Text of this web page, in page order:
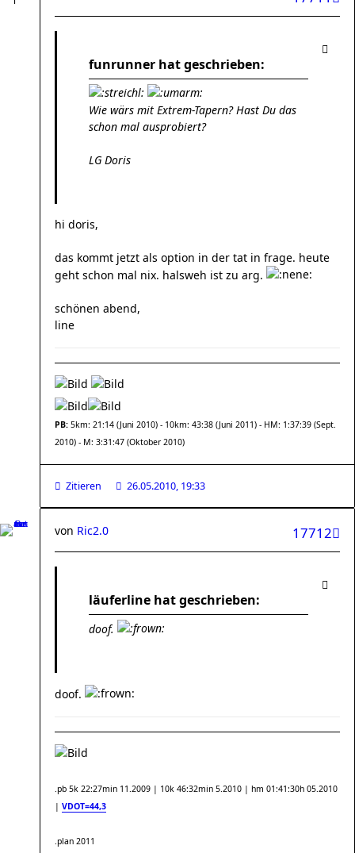
funrunner hat geschrieben:
Wie wärs mit Extrem-Tapern? Hast Du das
schon mal ausprobiert?
LG Doris
hi doris,
das kommt jetzt als option in der tat in frage. heute
geht schon mal nix. halsweh ist zu arg.
schönen abend,
line
PB: 5km: 21:14 (Juni 2010) - 10km: 43:38 (Juni 2011) - HM: 1:37:39 (Sept.
2010) - M: 3:31:47 (Oktober 2010)
Zitieren 26.05.2010, 19:33
17712
von Ric2.0
läuferline hat geschrieben:
doof.
doof.
.pb 5k 22:27min 11.2009 | 10k 46:32min 5.2010 | hm 01:41:30h 05.2010
| VDOT=44,3
.plan 2011